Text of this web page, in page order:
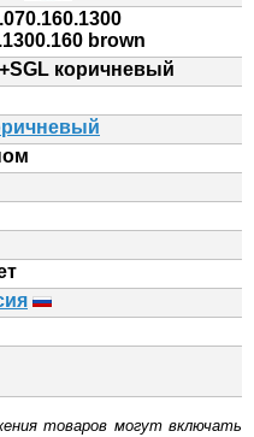
brown
коричневый
товаров могут включать